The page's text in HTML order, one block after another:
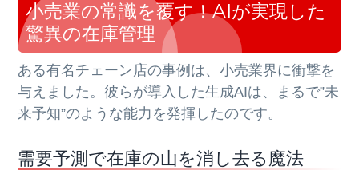
小売業の常識を覆す！AIが実現した
驚異の在庫管理
ある有名チェーン店の事例は、小売業界に衝撃を
与えました。彼らが導入した生成AIは、まるで”未
来予知”のような能力を発揮したのです。
需要予測で在庫の山を消し去る魔法